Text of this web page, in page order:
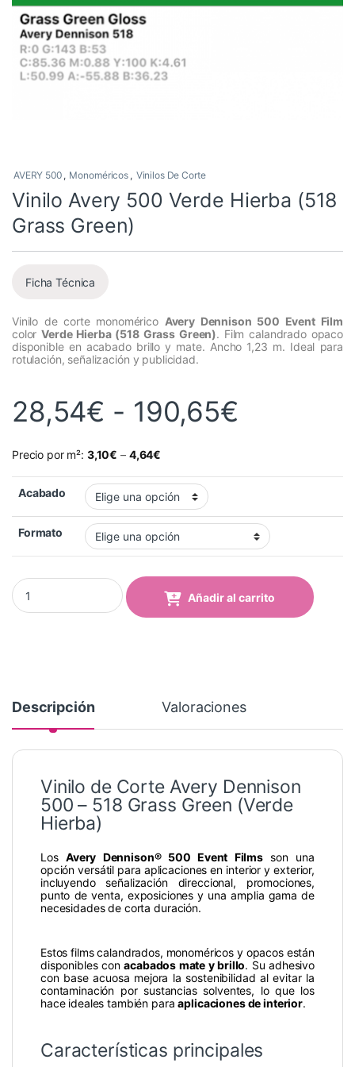
AVERY 500 , Monoméricos , Vinilos De Corte
Vinilo Avery 500 Verde Hierba (518
Grass Green)
Ficha Técnica
Vinilo de corte monomérico Avery Dennison 500 Event Film
colorVerde Hierba (518 Grass Green). Film calandrado opaco
disponible en acabado brillo y mate. Ancho 1,23 m. Ideal para
rotulación, señalización y publicidad.
28,54€ - 190,65€
Precio por m²: 3,10€ – 4,64€
Acabado
Formato
Vinilo Avery 500 Verde Hierba (518 Grass Green) quantity
Añadir al carrito
Descripción Valoraciones
Vinilo de Corte Avery Dennison
500 – 518 Grass Green (Verde
Hierba)
LosAvery Dennison® 500 Event Filmsson una
opción versátil para aplicaciones en interior y exterior,
incluyendo señalización direccional, promociones,
punto de venta, exposiciones y una amplia gama de
necesidades de corta duración.
Estos films calandrados, monoméricos y opacos están
disponibles conacabados mate y brillo. Su adhesivo
con base acuosa mejora la sostenibilidad al evitar la
contaminación por sustancias solventes, lo que los
hace ideales también paraaplicaciones de interior.
Características principales